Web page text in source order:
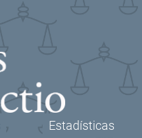
Estadísticas